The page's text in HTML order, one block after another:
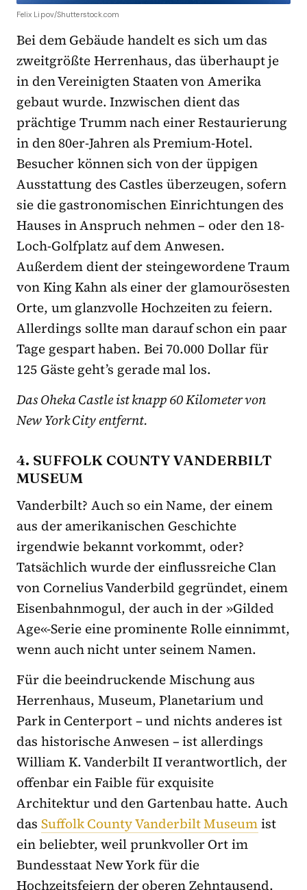
Felix Lipov/Shutterstock.com
Bei dem Gebäude handelt es sich um das
zweitgrößte Herrenhaus, das überhaupt je
in den Vereinigten Staaten von Amerika
gebaut wurde. Inzwischen dient das
prächtige Trumm nach einer Restaurierung
in den 80er-Jahren als Premium-Hotel.
Besucher können sich von der üppigen
Ausstattung des Castles überzeugen, sofern
sie die gastronomischen Einrichtungen des
Hauses in Anspruch nehmen – oder den 18-
Loch-Golfplatz auf dem Anwesen.
Außerdem dient der steingewordene Traum
von King Kahn als einer der glamourösesten
Orte, um glanzvolle Hochzeiten zu feiern.
Allerdings sollte man darauf schon ein paar
Tage gespart haben. Bei 70.000 Dollar für
125 Gäste geht’s gerade mal los.
Das Oheka Castle ist knapp 60 Kilometer von
New York City entfernt.
4. SUFFOLK COUNTY VANDERBILT
MUSEUM
Vanderbilt? Auch so ein Name, der einem
aus der amerikanischen Geschichte
irgendwie bekannt vorkommt, oder?
Tatsächlich wurde der einflussreiche Clan
von Cornelius Vanderbild gegründet, einem
Eisenbahnmogul, der auch in der »Gilded
Age«-Serie eine prominente Rolle einnimmt,
wenn auch nicht unter seinem Namen.
Für die beeindruckende Mischung aus
Herrenhaus, Museum, Planetarium und
Park in Centerport – und nichts anderes ist
das historische Anwesen – ist allerdings
William K. Vanderbilt II verantwortlich, der
offenbar ein Faible für exquisite
Architektur und den Gartenbau hatte. Auch
das Suffolk County Vanderbilt Museumist
ein beliebter, weil prunkvoller Ort im
Bundesstaat New York für die
Hochzeitsfeiern der oberen Zehntausend.